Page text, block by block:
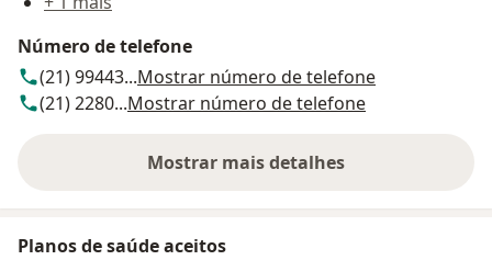
Número de telefone
(21) 99443...Mostrar número de telefone
(21) 2280...Mostrar número de telefone
Mostrar mais detalhes
sobre o endereço
Planos de saúde aceitos